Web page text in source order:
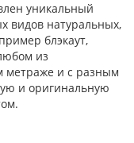
уникальный
видов натуральных,
блэкаут,
из
метраже и с разным
и оригинальную